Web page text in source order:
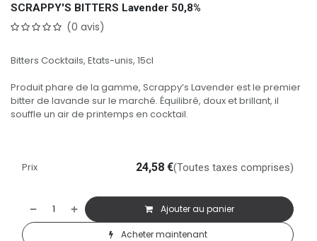
SCRAPPY'S BITTERS Lavender 50,8%
(0 avis)
Bitters Cocktails, Etats-unis, 15cl
Produit phare de la gamme, Scrappy’s Lavender est le premier
bitter de lavande sur le marché. Équilibré, doux et brillant, il
souffle un air de printemps en cocktail.
Ajouter au panier
Acheter maintenant
Prix 24,58 €(Toutes taxes comprises)